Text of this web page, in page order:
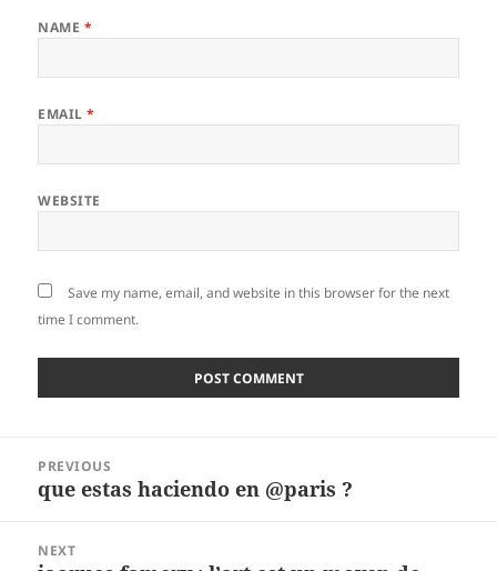
NAME *
EMAIL*
WEBSITE
Save my name, email, and website in this browser for the next
time I comment.
navigation
PREVIOUS
Previous
que estas haciendo en @paris ?
NEXT